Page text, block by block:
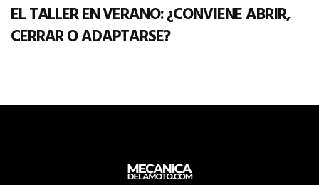
EL TALLER EN VERANO: ¿CONVIENE ABRIR,
CERRAR O ADAPTARSE?